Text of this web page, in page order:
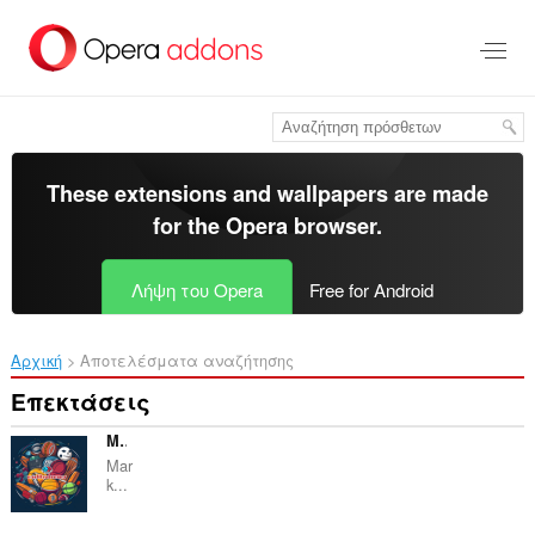
στο
κύριο
These extensions and wallpapers are made
for theOpera browser.
Λήψη του Opera Free for Android
Αρχική Αποτελέσματα αναζήτησης
Επεκτάσεις
Markky Streams Sports
Mar
k...